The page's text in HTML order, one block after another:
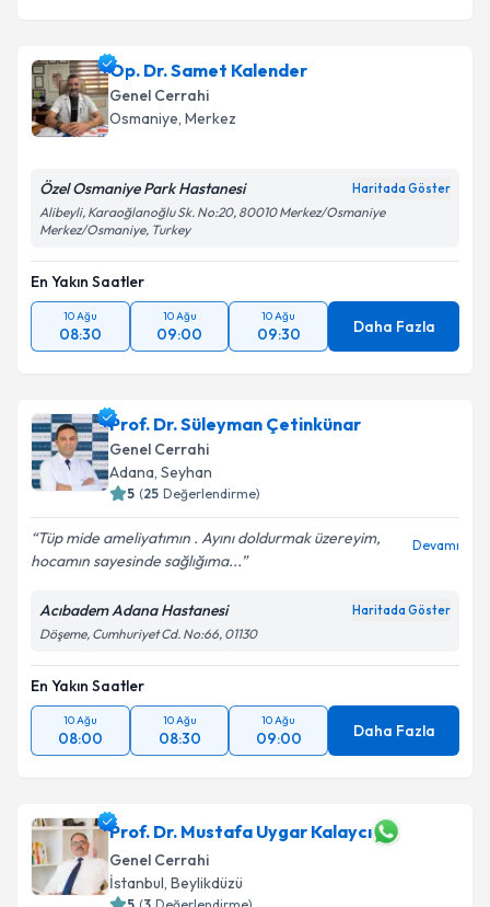
Op. Dr. Samet Kalender
Genel Cerrahi
Osmaniye, Merkez
Özel Osmaniye Park Hastanesi
Alibeyli, Karaoğlanoğlu Sk. No:20, 80010 Merkez/Osmaniye
Merkez/Osmaniye, Turkey
En Yakın Saatler
10 Ağu
08:30
10 Ağu
09:00
10 Ağu
09:30 Daha Fazla
Prof. Dr. Süleyman Çetinkünar
Genel Cerrahi
Adana,Seyhan
( Değerlendirme)
Tüp mide ameliyatımın . Ayını doldurmak üzereyim,
hocamın sayesinde sağlığıma...
Acıbadem Adana Hastanesi
Döşeme, Cumhuriyet Cd. No:66, 01130
En Yakın Saatler
10 Ağu
08:00
10 Ağu
08:30
10 Ağu
09:00 Daha Fazla
Prof. Dr. Mustafa Uygar Kalaycı
Genel Cerrahi
İstanbul, Beylikdüzü